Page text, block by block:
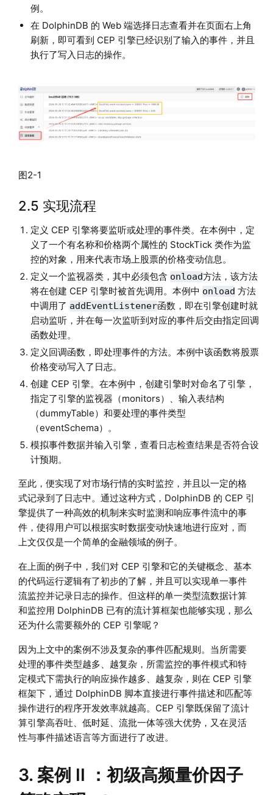
例。
在 DolphinDB 的 Web 端选择日志查看并在页面右上角
刷新，即可看到 CEP 引擎已经识别了输入的事件，并且
执行了写入日志的操作。
图2-1
2.5 实现流程
定义 CEP 引擎将要监听或处理的事件类。在本例中，定
义了一个有名称和价格两个属性的 StockTick 类作为监
控的对象，用来代表市场上股票的价格变动信息。
定义一个监视器类，其中必须包含 onload方法，该方法
将在创建 CEP 引擎时被首先调用。本例中 onload 方法
中调用了 addEventListener函数，即在引擎创建时就
启动监听，并在每一次监听到对应的事件后交由指定回调
函数处理。
定义回调函数，即处理事件的方法。本例中该函数将股票
价格变动写入了日志。
创建 CEP 引擎。在本例中，创建引擎时对命名了引擎，
指定了引擎的监视器（monitors）、输入表结构
（dummyTable）和要处理的事件类型
（eventSchema）。
模拟事件数据并输入引擎，查看日志检查结果是否符合设
计预期。
至此，便实现了对市场行情的实时监控，并且以一定的格
式记录到了日志中。通过这种方式，DolphinDB 的 CEP 引
擎提供了一种高效的机制来实时监测和响应事件流中的事
件，使得用户可以根据实时数据变动快速地进行应对，而
上文仅仅是一个简单的金融领域的例子。
在上面的例子中，我们对 CEP 引擎和它的关键概念、基本
的代码运行逻辑有了初步的了解，并且可以实现单一事件
流监控并记录日志的操作。但这样的单一类型流数据计算
和监控用 DolphinDB 已有的流计算框架也能够实现，那么
还为什么需要额外的 CEP 引擎呢？
因为上文中的案例不涉及复杂的事件匹配规则。当所需要
处理的事件类型越多、越复杂，所需监控的事件模式和特
定模式下需执行的响应操作越多、越复杂，则在 CEP 引擎
框架下，通过 DolphinDB 脚本直接进行事件描述和匹配等
操作进行的程序开发效率就越高。CEP 引擎既保留了流计
算引擎高吞吐、低时延、流批一体等强大优势，又在灵活
性与事件描述语言等方面进行了改进。
3. 案例 II ：初级高频量价因子